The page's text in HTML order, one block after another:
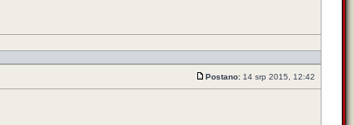
Postano: 14 srp 2015, 12:42